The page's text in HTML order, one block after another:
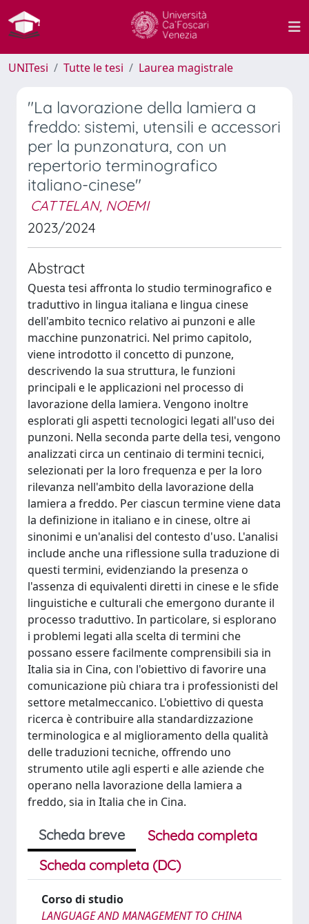
UNITesi Tutte le tesi Laurea magistrale
"La lavorazione della lamiera a
freddo: sistemi, utensili e accessori
per la punzonatura, con un
repertorio terminografico
italiano-cinese"
CATTELAN, NOEMI
2023/2024
Abstract
Questa tesi affronta lo studio terminografico e
traduttivo in lingua italiana e lingua cinese
dell'ambito tecnico relativo ai punzoni e alle
macchine punzonatrici. Nel primo capitolo,
viene introdotto il concetto di punzone,
descrivendo la sua struttura, le funzioni
principali e le applicazioni nel processo di
lavorazione della lamiera. Vengono inoltre
esplorati gli aspetti tecnologici legati all'uso dei
punzoni. Nella seconda parte della tesi, vengono
analizzati circa un centinaio di termini tecnici,
selezionati per la loro frequenza e per la loro
rilevanza nell'ambito della lavorazione della
lamiera a freddo. Per ciascun termine viene data
la definizione in italiano e in cinese, oltre ai
sinonimi e un'analisi del contesto d'uso. L'analisi
include anche una riflessione sulla traduzione di
questi termini, evidenziando la presenza o
l'assenza di equivalenti diretti in cinese e le sfide
linguistiche e culturali che emergono durante il
processo traduttivo. In particolare, si esplorano
i problemi legati alla scelta di termini che
possano essere facilmente comprensibili sia in
Italia sia in Cina, con l'obiettivo di favorire una
comunicazione più chiara tra i professionisti del
settore metalmeccanico. L'obiettivo di questa
ricerca è contribuire alla standardizzazione
terminologica e al miglioramento della qualità
delle traduzioni tecniche, offrendo uno
strumento utile agli esperti e alle aziende che
operano nella lavorazione della lamiera a
freddo, sia in Italia che in Cina.
Scheda breve
Scheda completa
Scheda completa (DC)
Corso di studio
LANGUAGE AND MANAGEMENT TO CHINA